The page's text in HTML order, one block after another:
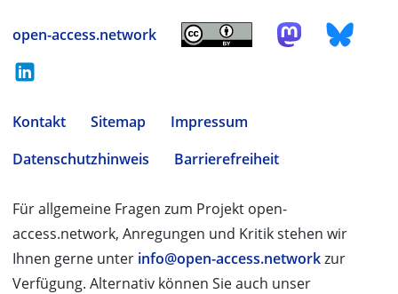
open-access.network
Kontakt Sitemap
Impressum
Datenschutzhinweis
Barrierefreiheit
Für allgemeine Fragen zum Projekt open-
access.network, Anregungen und Kritik stehen wir
Ihnen gerne unter info@open-access.networkzur
Verfügung. Alternativ können Sie auch unser